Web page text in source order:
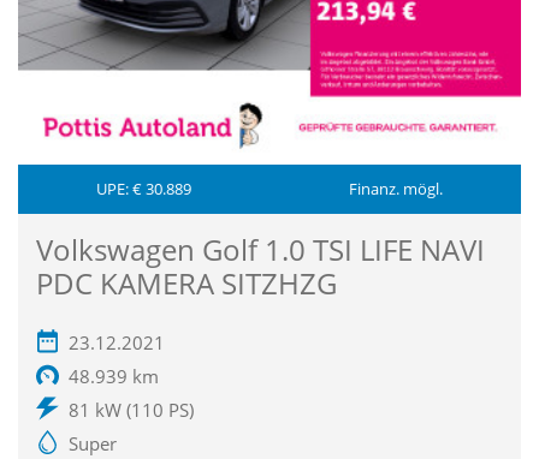
UPE: € 30.889 Finanz. mögl.
Volkswagen Golf 1.0 TSI LIFE NAVI
PDC KAMERA SITZHZG
23.12.2021
48.939 km
81 kW (110 PS)
Super